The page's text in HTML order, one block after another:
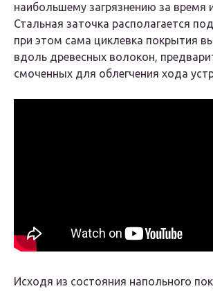
наибольшему загрязнению за время
Стальная заточка располагается
при этом сама циклевка покрытия
вдоль древесных волокон,
смоченных для облегчения хода
Исходя из состояния напольного